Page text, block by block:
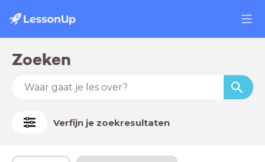
Zoeken
Verfijn je zoekresultaten